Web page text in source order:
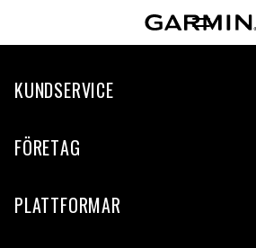
KUNDSERVICE
FÖRETAG
PLATTFORMAR